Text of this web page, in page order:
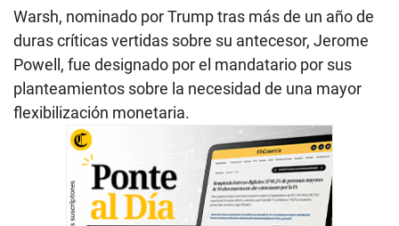
Warsh, nominado por Trump tras más de un año de
duras críticas vertidas sobre su antecesor, Jerome
Powell, fue designado por el mandatario por sus
planteamientos sobre la necesidad de una mayor
flexibilización monetaria.